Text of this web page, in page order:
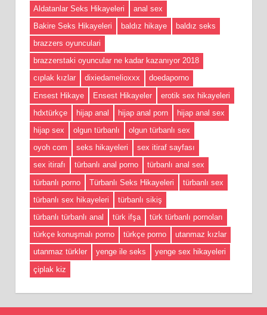
Aldatanlar Seks Hikayeleri
anal sex
Bakire Seks Hikayeleri
baldız hikaye
baldız seks
brazzers oyunculari
brazzerstaki oyuncular ne kadar kazanıyor 2018
cıplak kızlar
dixiedamelioxxx
doedaporno
Ensest Hikaye
Ensest Hikayeler
erotik sex hikayeleri
hdxtürkçe
hijap anal hijap anal porn
hijap anal sex
hijap sex
olgun türbanlı
olgun türbanlı sex
oyoh com
seks hikayeleri
sex itiraf sayfası
sex itirafı
türbanlı anal porno
türbanlı anal sex
türbanlı porno
Türbanlı Seks Hikayeleri
türbanlı sex
türbanlı sex hikayeleri
türbanlı sikiş
türbanlı türbanlı anal
türk ifşa
türk türbanlı pornoları
türkçe konuşmalı porno
türkçe porno
utanmaz kızlar
utanmaz türkler
yenge ile seks
yenge sex hikayeleri
çiplak kiz